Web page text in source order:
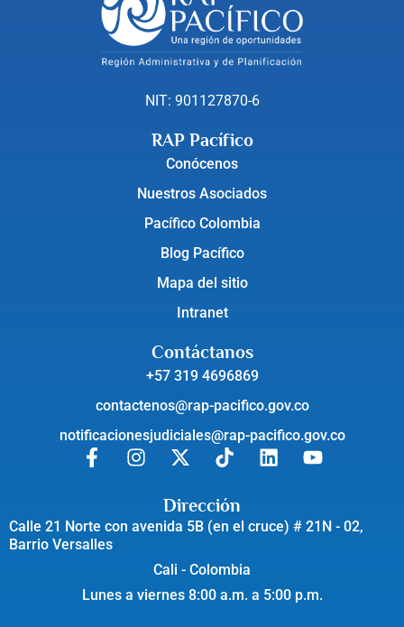
NIT: 901127870-6
RAP Pacífico
Conócenos
Nuestros Asociados
Pacífico Colombia
Blog Pacífico
Mapa del sitio
Intranet
Contáctanos
+57 319 4696869
contactenos@rap-pacifico.gov.co
notificacionesjudiciales@rap-pacifico.gov.co
Dirección
Calle 21 Norte con avenida 5B (en el cruce) # 21N - 02,
Barrio Versalles
Cali - Colombia
Lunes a viernes 8:00 a.m. a 5:00 p.m.